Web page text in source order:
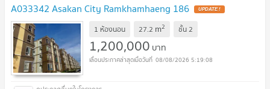
A033342 Asakan City Ramkhamhaeng 186 UPDATE !
1 ห้องนอน 27.2 m2 ชั้น2
1,200,000 บาท
08/08/2026 5:19:08